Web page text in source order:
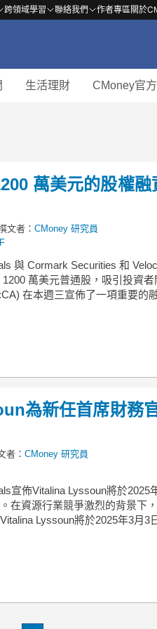
跨領域學習 聯絡我們 作者專區關於
生活理財 CMoney官方
萬美元的股權融
文者： CMoney 研究員
與 Cormark Securities 和
萬美元普通股，吸引投資
在本週三宣佈了一項重要的
為新任首席財務
者： CMoney 研究員
宣佈Vitalina Lyssoun將於
在資源行業競爭激烈的背景下
Lyssoun將於2025年3月3